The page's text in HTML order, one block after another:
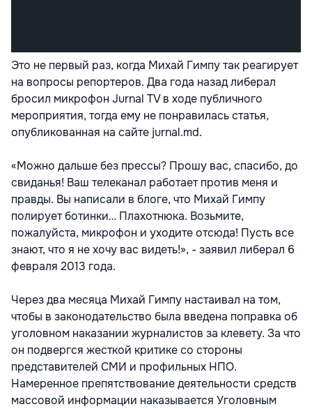
Это не первый раз, когда Михай Гимпу так реагирует
на вопросы репортеров. Два года назад либерал
бросил микрофон Jurnal TV в ходе публичного
мероприятия, тогда ему не понравилась статья,
опубликованная на сайте jurnal.md.
«Можно дальше без прессы? Прошу вас, спасибо, до
свиданья! Ваш телеканал работает против меня и
правды. Вы написали в блоге, что Михай Гимпу
полирует ботинки… Плахотнюка. Возьмите,
пожалуйста, микрофон и уходите отсюда! Пусть все
знают, что я не хочу вас видеть!», - заявил либерал 6
февраля 2013 года.
Через два месяца Михай Гимпу настаивал на том,
чтобы в законодательство была введена поправка об
уголовном наказании журналистов за клевету. За что
он подвергся жесткой критике со стороны
представителей СМИ и профильных НПО.
Намеренное препятствование деятельности средств
массовой информации наказывается Уголовным